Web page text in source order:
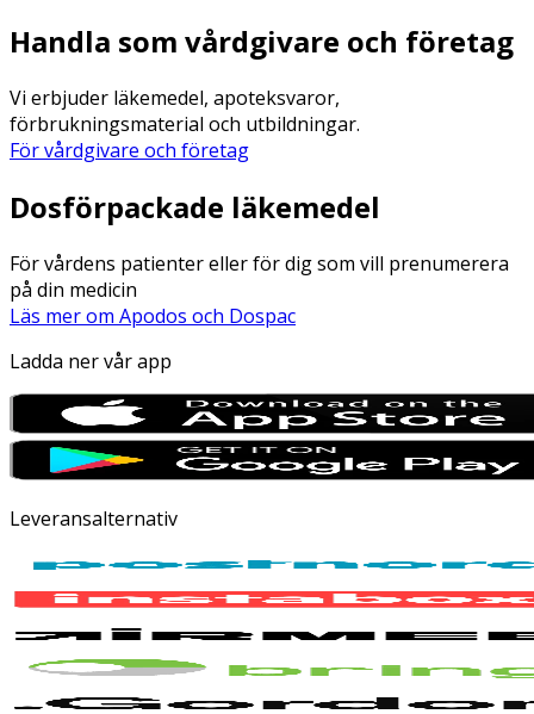
Handla som vårdgivare och företag
Vi erbjuder läkemedel, apoteksvaror,
förbrukningsmaterial och utbildningar.
För vårdgivare och företag
Dosförpackade läkemedel
För vårdens patienter eller för dig som vill prenumerera
på din medicin
Läs mer om Apodos och Dospac
Ladda ner vår app
Leveransalternativ